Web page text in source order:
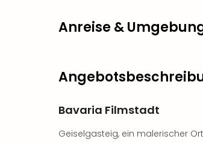
Anreise &
Bavaria Filmstadt
Geiselgasteig, ein malerischer